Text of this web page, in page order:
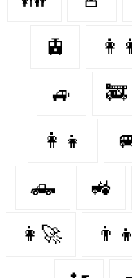
🚊
🚙 🚒
👩‍👧
🛻 🚜
👩‍🚀 👨‍👦